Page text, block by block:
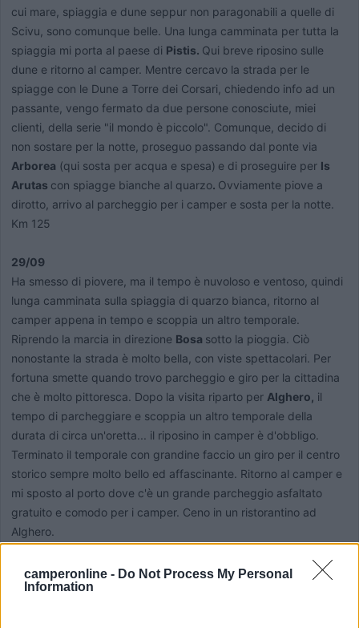
camperonline - Do Not Process My Personal
Information
cui mare, spiaggia e dune seppur non paragonabili a quelle di
Scivu, sono comunque belle. Una lunga camminata per tutta la
spiaggia mi porta al paese di Pistis. Qui breve riposino sulle
dune e ritorno al camper. Mentre cercavo la strada per le
spiagge con le Dune a Torre dei Corsari, chiedendo info ad un
passante, vengo fermato da due persone conosciute, miei
clienti, della serie "il mondo è piccolo". Comunque, decido di
non sostare per la notte, proseguo passando dal ponte via
Arborea (qui sosta per acqua e spesa) e di proseguire per Is
Arutas con spiagge bianche al quarzo. Ovviamente piove a
dirotto, arrivo al parcheggio per i camper e sosta per la notte.
Km 125
29/09
Ha smesso di piovere, ma il tempo è nuvoloso e ventoso, quindi
lunga camminata sulla spiaggia di quarzo bianca, ritorno al
camper appena in tempo e scoppia un altro temporale.
Riprendo la marcia in direzione Bosa sotto la pioggia. Ciò
nonostante la strada è molto bella, con viste spettacolari. Per
fortuna smette quando trovo parcheggio e giro per la cittadina
che è molto pittoresca. Dopo la visita riparto per Alghero, il
tempo di parcheggiare e scoppia un altro temporale della
durata di circa un'oretta... il riposino in camper è d'obbligo.
Terminato il temporale con grandine faccio un giro per il centro
storico sempre molto bello ed affascinante. Ritorno al camper e
mi sposto al porto dove c'è un grande parcheggio asfaltato
gratuito e comodo per i camper. Ceno in un ristorantino ad
Alghero.
30/09